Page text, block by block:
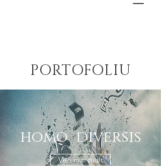
PORTOFOLIU
homo diversis
Vezi mai mult